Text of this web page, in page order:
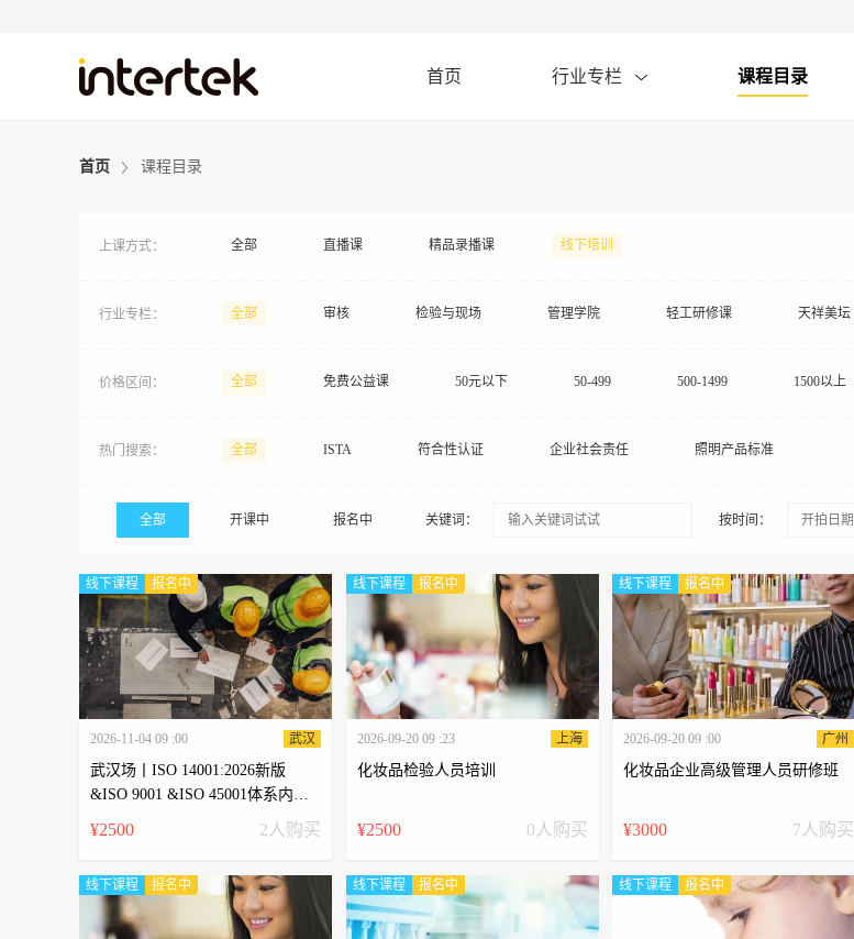
首页 行业专栏 课程目录
首页 课程目录
上课方式： 全部 直播课 精品录播课 线下培训
行业专栏： 全部 审核 检验与现场 管理学院 轻工研修课 天祥美坛
价格区间：
全部 免费公益课 50元以下 50-499 500-1499 1500以上
热门搜索： 全部 ISTA 符合性认证 企业社会责任 照明产品标准
关键词： 按时间：
全部 开课中 报名中
线下课程 报名中
2026-11-04 09 :00 武汉
武汉场丨ISO 14001:2026新版
&ISO 9001 &ISO 45001体系内审
¥2500 2人购买
线下课程 报名中
2026-09-20 09 :23 上海
化妆品检验人员培训
¥2500 0人购买
线下课程 报名中
2026-09-20 09 :00 广州
化妆品企业高级管理人员研修班
¥3000 7人购买
线下课程 报名中 线下课程 报名中 线下课程 报名中